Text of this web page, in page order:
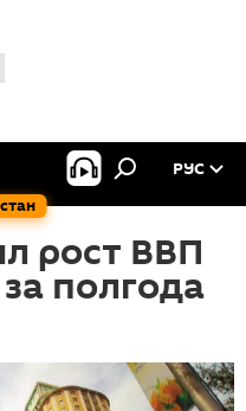
РУС
рост ВВП
полгода